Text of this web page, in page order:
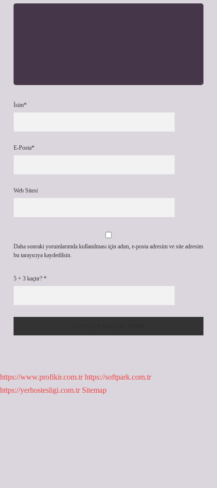
İsim*
E-Posta*
Web Sitesi
Daha sonraki yorumlarımda kullanılması için adım, e-posta adresim ve site adresim
bu tarayıcıya kaydedilsin.
5 + 3 kaçtır? *
https://www.profikir.com.tr https://softpark.com.tr
https://yerhostesligi.com.tr Sitemap